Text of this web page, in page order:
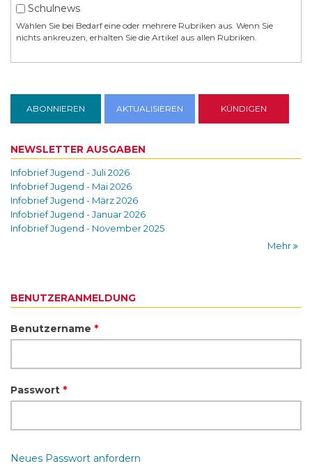
Schulnews
Wählen Sie bei Bedarf eine oder mehrere Rubriken aus. Wenn Sie
nichts ankreuzen, erhalten Sie die Artikel aus allen Rubriken.
NEWSLETTER AUSGABEN
Infobrief Jugend - Juli 2026
Infobrief Jugend - Mai 2026
Infobrief Jugend - März 2026
Infobrief Jugend - Januar 2026
Infobrief Jugend - November 2025
Mehr
BENUTZERANMELDUNG
Benutzername *
Passwort *
Neues Passwort anfordern